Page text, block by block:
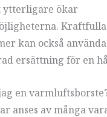
ytterligare ökar
kan också
ersättning för en
en
anses av många